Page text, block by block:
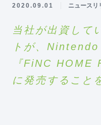
2020.09.01 ニュースリ
当社が出資して
トが、
『FiNC HOME
に発売すること